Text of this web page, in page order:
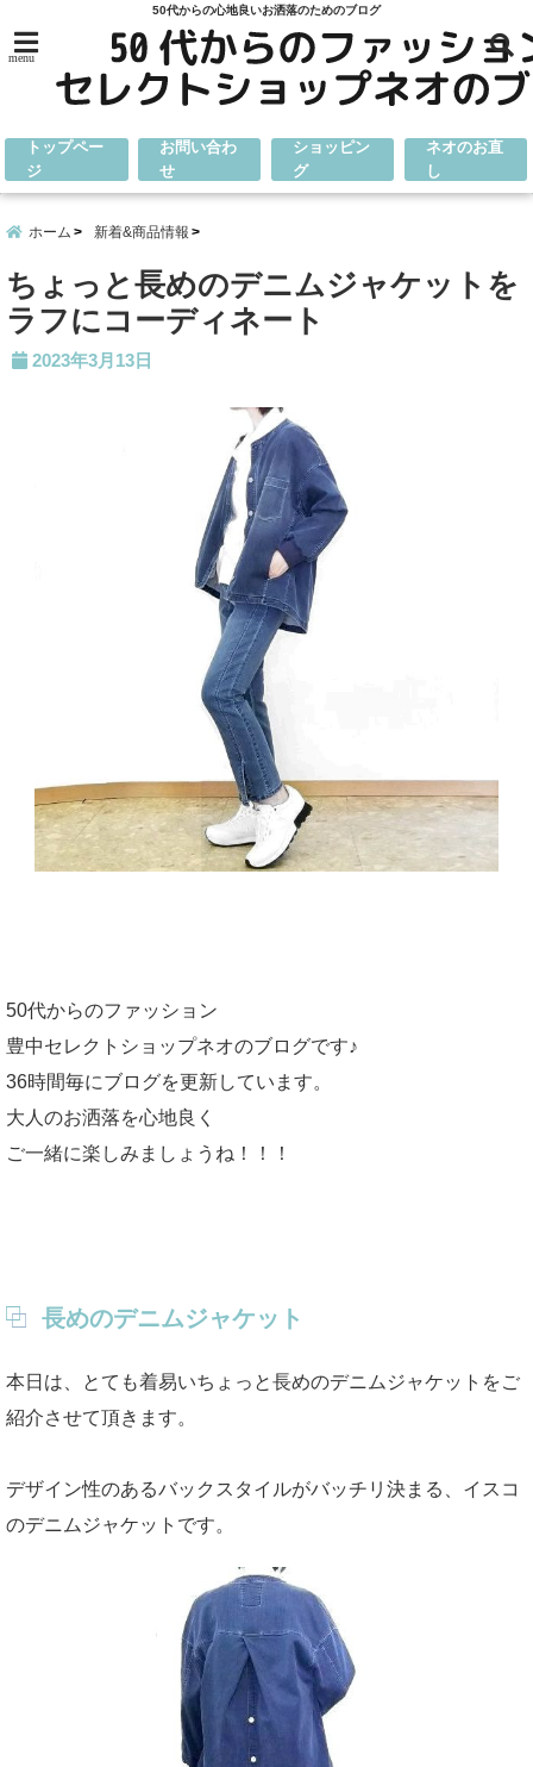
50代からの心地良いお洒落のためのブログ
menu
トップペー
ジ
お問い合わ
せ
ショッピン
グ
ネオのお直
し
ホーム 新着&商品情報
ちょっと長めのデニムジャケットを
ラフにコーディネート
2023年3月13日
50代からのファッション
豊中セレクトショップネオのブログです♪
36時間毎にブログを更新しています。
大人のお洒落を心地良く
ご一緒に楽しみましょうね！！！
長めのデニムジャケット
本日は、とても着易いちょっと長めのデニムジャケットをご
紹介させて頂きます。
デザイン性のあるバックスタイルがバッチリ決まる、イスコ
のデニムジャケットです。